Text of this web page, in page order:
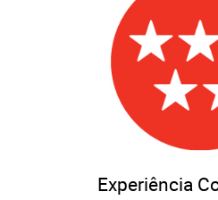
Experiência